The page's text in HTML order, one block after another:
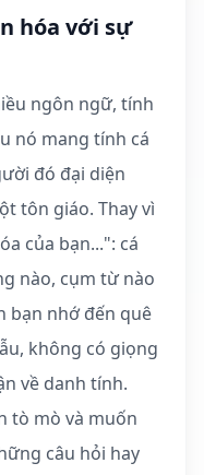
hóa với sự
ngôn ngữ, tính
nó mang tính cá
đó đại diện
tôn giáo. Thay vì
của bạn...": cá
nào, cụm từ nào
bạn nhớ đến quê
không có giọng
về danh tính.
tò mò và muốn
câu hỏi hay